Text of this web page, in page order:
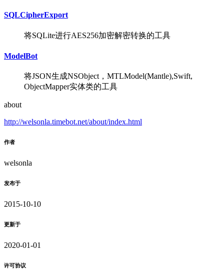
SQLCipherExport
将SQLite进行AES256加密解密转换的工具
ModelBot
将JSON生成NSObject，MTLModel(Mantle),Swift,
ObjectMapper实体类的工具
about
http://welsonla.timebot.net/about/index.html
作者
welsonla
发布于
2015-10-10
更新于
2020-01-01
许可协议